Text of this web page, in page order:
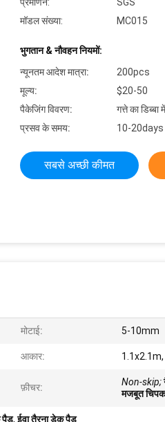
मॉडल संख्या:
MC015
भुगतान & नौवहन नियमों:
न्यूनतम आदेश मात्रा:
200pcs
मूल्य:
$20-50
पैकेजिंग विवरण:
गत्ते का
प्रसव के समय:
10-20days
सबसे अच्छी कीमत
मोटाई: 5-10mm
आकार:
फ़ीचर: Non-skip;
मजबूत
पैड,ईवा तैरना डेक पैड